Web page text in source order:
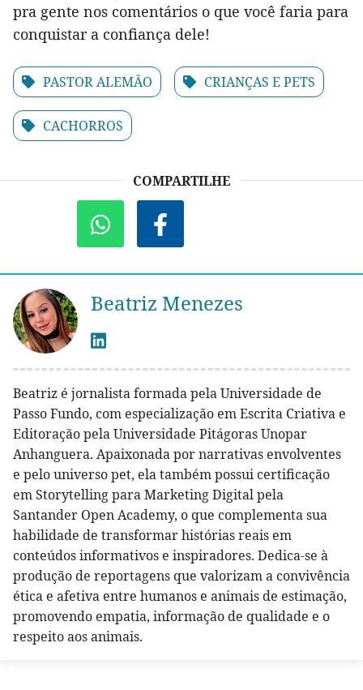
pra gente nos comentários o que você faria para
conquistar a confiança dele!
PASTOR ALEMÃO CRIANÇAS E PETS
CACHORROS
COMPARTILHE
Beatriz Menezes
Beatriz é jornalista formada pela Universidade de
Passo Fundo, com especialização em Escrita Criativa e
Editoração pela Universidade Pitágoras Unopar
Anhanguera. Apaixonada por narrativas envolventes
e pelo universo pet, ela também possui certificação
em Storytelling para Marketing Digital pela
Santander Open Academy, o que complementa sua
habilidade de transformar histórias reais em
conteúdos informativos e inspiradores. Dedica-se à
produção de reportagens que valorizam a convivência
ética e afetiva entre humanos e animais de estimação,
promovendo empatia, informação de qualidade e o
respeito aos animais.